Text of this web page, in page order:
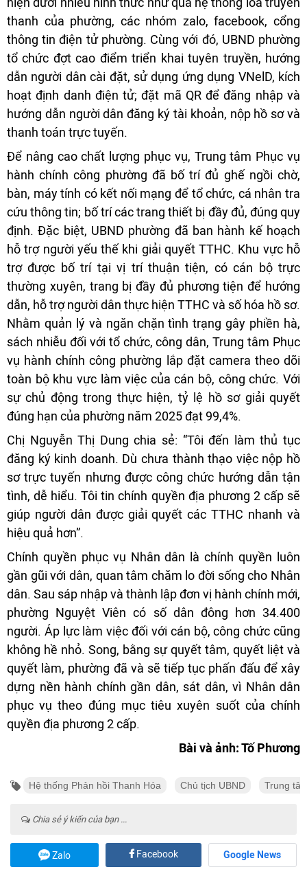
thanh của phường, các nhóm zalo, facebook, cổng
thông tin điện tử phường. Cùng với đó, UBND phường
tổ chức đợt cao điểm triển khai tuyên truyền, hướng
dẫn người dân cài đặt, sử dụng ứng dụng VNelD, kích
hoạt định danh điện tử; đặt mã QR để đăng nhập và
hướng dẫn người dân đăng ký tài khoản, nộp hồ sơ và
thanh toán trực tuyến.
Để nâng cao chất lượng phục vụ, Trung tâm Phục vụ
hành chính công phường đã bố trí đủ ghế ngồi chờ,
bàn, máy tính có kết nối mạng để tổ chức, cá nhân tra
cứu thông tin; bố trí các trang thiết bị đầy đủ, đúng quy
định. Đặc biệt, UBND phường đã ban hành kế hoạch
hỗ trợ người yếu thế khi giải quyết TTHC. Khu vực hỗ
trợ được bố trí tại vị trí thuận tiện, có cán bộ trực
thường xuyên, trang bị đầy đủ phương tiện để hướng
dẫn, hỗ trợ người dân thực hiện TTHC và số hóa hồ sơ.
Nhằm quản lý và ngăn chặn tình trạng gây phiền hà,
sách nhiễu đối với tổ chức, công dân, Trung tâm Phục
vụ hành chính công phường lắp đặt camera theo dõi
toàn bộ khu vực làm việc của cán bộ, công chức. Với
sự chủ động trong thực hiện, tỷ lệ hồ sơ giải quyết
đúng hạn của phường năm 2025 đạt 99,4%.
Chị Nguyễn Thị Dung chia sẻ: “Tôi đến làm thủ tục
đăng ký kinh doanh. Dù chưa thành thạo việc nộp hồ
sơ trực tuyến nhưng được công chức hướng dẫn tận
tình, dễ hiểu. Tôi tin chính quyền địa phương 2 cấp sẽ
giúp người dân được giải quyết các TTHC nhanh và
hiệu quả hơn”.
Chính quyền phục vụ Nhân dân là chính quyền luôn
gần gũi với dân, quan tâm chăm lo đời sống cho Nhân
dân. Sau sáp nhập và thành lập đơn vị hành chính mới,
phường Nguyệt Viên có số dân đông hơn 34.400
người. Áp lực làm việc đối với cán bộ, công chức cũng
không hề nhỏ. Song, bằng sự quyết tâm, quyết liệt và
quyết làm, phường đã và sẽ tiếp tục phấn đấu để xây
dựng nền hành chính gần dân, sát dân, vì Nhân dân
phục vụ theo đúng mục tiêu xuyên suốt của chính
quyền địa phương 2 cấp.
Bài và ảnh: Tố Phương
Hệ thống Phản hồi Thanh Hóa Chủ tịch UBND Trung
Chia sẻ ý kiến của bạn ...
Zalo Facebook Google News